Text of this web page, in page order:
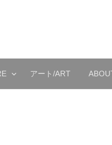
アート/ART